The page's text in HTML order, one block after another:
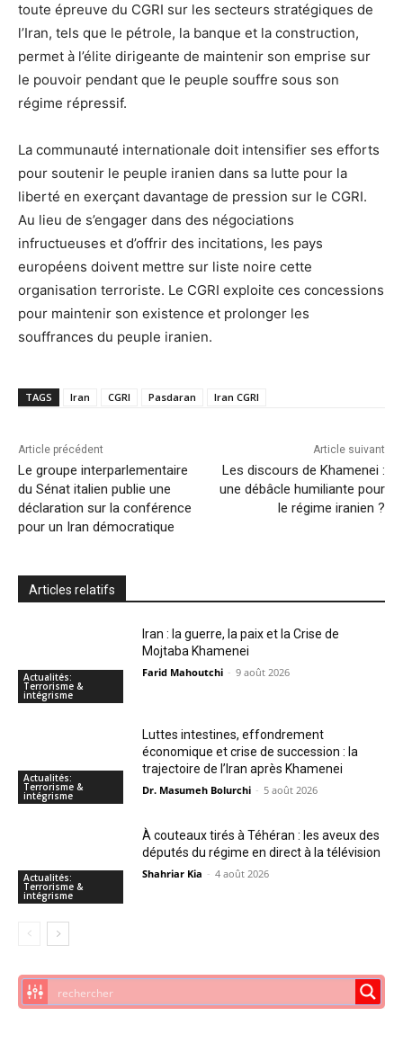
toute épreuve du CGRI sur les secteurs stratégiques de
l’Iran, tels que le pétrole, la banque et la construction,
permet à l’élite dirigeante de maintenir son emprise sur
le pouvoir pendant que le peuple souffre sous son
régime répressif.
La communauté internationale doit intensifier ses efforts
pour soutenir le peuple iranien dans sa lutte pour la
liberté en exerçant davantage de pression sur le CGRI.
Au lieu de s’engager dans des négociations
infructueuses et d’offrir des incitations, les pays
européens doivent mettre sur liste noire cette
organisation terroriste. Le CGRI exploite ces concessions
pour maintenir son existence et prolonger les
souffrances du peuple iranien.
TAGS Iran CGRI Pasdaran Iran CGRI
Article précédent
Le groupe interparlementaire
du Sénat italien publie une
déclaration sur la conférence
pour un Iran démocratique
Article suivant
Les discours de Khamenei :
une débâcle humiliante pour
le régime iranien ?
Articles relatifs
Actualités:
Terrorisme &
intégrisme
Iran : la guerre, la paix et la Crise de
Mojtaba Khamenei
Farid Mahoutchi - 9 août 2026
Actualités:
Terrorisme &
intégrisme
Luttes intestines, effondrement
économique et crise de succession : la
trajectoire de l’Iran après Khamenei
Dr. Masumeh Bolurchi - 5 août 2026
Actualités:
Terrorisme &
intégrisme
À couteaux tirés à Téhéran : les aveux des
députés du régime en direct à la télévision
Shahriar Kia - 4 août 2026